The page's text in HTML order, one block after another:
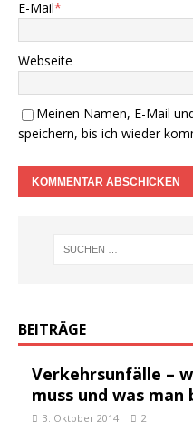
E-Mail*
Webseite
Meinen Namen, E-Mail
speichern, bis ich wieder
BEITRÄGE
Verkehrsunfälle –
muss und was man
3. Oktober 2014 2